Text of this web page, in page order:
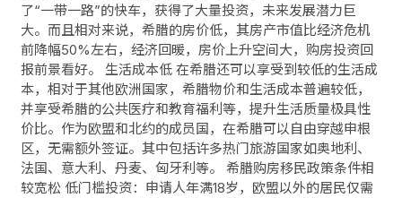
了“一带一路”的快车，获得了大量投资，未来发展潜力巨
大。而且相对来说，希腊的房价低，其房产市值比经济危机
前降幅50%左右，经济回暖，房价上升空间大，购房投资回
报前景看好。 生活成本低 在希腊还可以享受到较低的生活成
本，相对于其他欧洲国家，希腊物价和生活成本普遍较低，
并享受希腊的公共医疗和教育福利等，提升生活质量极具性
价比。作为欧盟和北约的成员国，在希腊可以自由穿越申根
区，无需额外签证。其中包括许多热门旅游国家如奥地利、
法国、意大利、丹麦、匈牙利等。 希腊购房移民政策条件相
较宽松 低门槛投资：申请人年满18岁，欧盟以外的居民仅需